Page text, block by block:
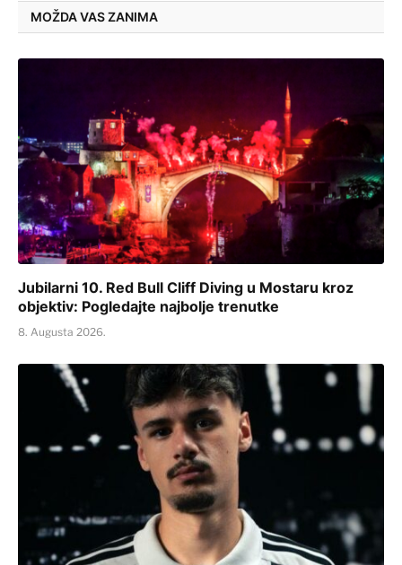
MOŽDA VAS ZANIMA
Jubilarni 10. Red Bull Cliff Diving u Mostaru kroz
objektiv: Pogledajte najbolje trenutke
8. Augusta 2026.